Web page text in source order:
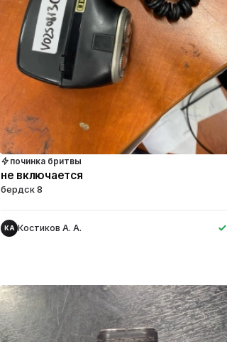
починка бритвы
не включается
бердск 8
КА Костиков А. А.